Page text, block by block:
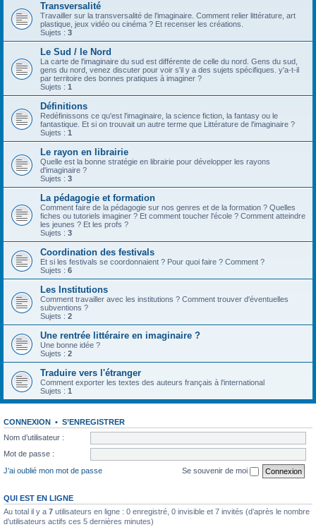
Transversalité
Travailler sur la transversalité de l'imaginaire. Comment relier littérature, art
plastique, jeux vidéo ou cinéma ? Et recenser les créations.
Sujets : 3
Le Sud / le Nord
La carte de l'imaginaire du sud est différente de celle du nord. Gens du sud,
gens du nord, venez discuter pour voir s'il y a des sujets spécifiques. y'a-t-il
par territoire des bonnes pratiques à imaginer ?
Sujets : 1
Définitions
Redéfinissons ce qu'est l'imaginaire, la science fiction, la fantasy ou le
fantastique. Et si on trouvait un autre terme que Littérature de l'imaginaire ?
Sujets : 1
Le rayon en librairie
Quelle est la bonne stratégie en librairie pour développer les rayons
d'imaginaire ?
Sujets : 3
La pédagogie et formation
Comment faire de la pédagogie sur nos genres et de la formation ? Quelles
fiches ou tutoriels imaginer ? Et comment toucher l'école ? Comment atteindre
les jeunes ? Et les profs ?
Sujets : 3
Coordination des festivals
Et si les festivals se coordonnaient ? Pour quoi faire ? Comment ?
Sujets : 6
Les Institutions
Comment travailler avec les institutions ? Comment trouver d'éventuelles
subventions ?
Sujets : 2
Une rentrée littéraire en imaginaire ?
Une bonne idée ?
Sujets : 2
Traduire vers l'étranger
Comment exporter les textes des auteurs français à l'international
Sujets : 1
CONNEXION • S’ENREGISTRER
Nom d’utilisateur :
Mot de passe :
J’ai oublié mon mot de passe
Se souvenir de moi
QUI EST EN LIGNE
Au total il y a 7 utilisateurs en ligne : 0 enregistré, 0 invisible et 7 invités (d’après le nombre
d’utilisateurs actifs ces 5 dernières minutes)